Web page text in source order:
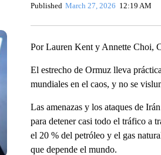
Published March 27, 2026 12:19 AM
Por Lauren Kent y Annette Choi,
El estrecho de Ormuz lleva
mundiales en el caos, y no se
Las amenazas y los ataques de
para detener casi todo el tráfico a
el 20 % del petróleo y el gas
que depende el mundo.